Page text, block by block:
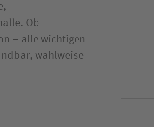
Ob
– alle wichtigen
wahlweise